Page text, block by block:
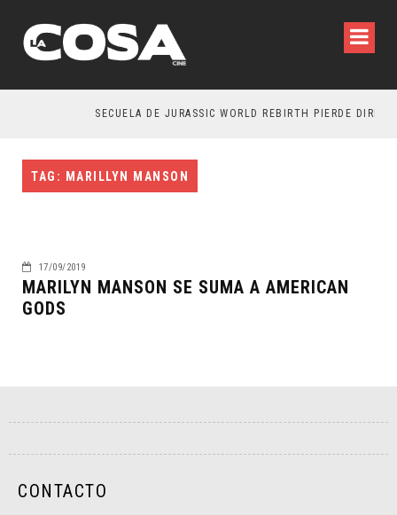
SECUELA DE JURASSIC WORLD REBIRTH PIERDE
TAG: MARILLYN MANSON
17/09/2019
MARILYN MANSON SE SUMA A AMERICAN
GODS
CONTACTO